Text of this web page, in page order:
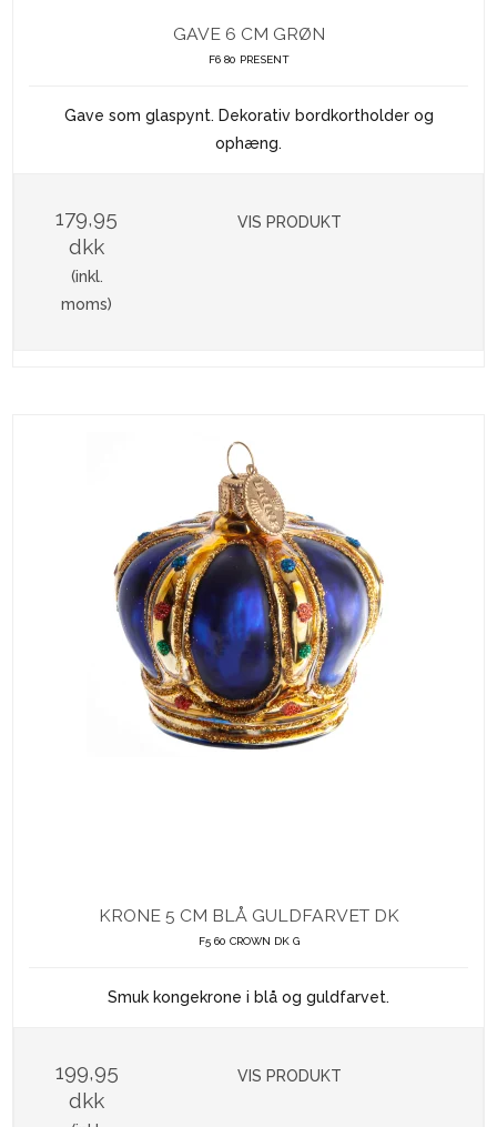
GAVE 6 CM GRØN
F6 80 PRESENT
Gave som glaspynt. Dekorativ bordkortholder og
ophæng.
179,95
dkk
(inkl.
moms)
VIS PRODUKT
KRONE 5 CM BLÅ GULDFARVET DK
F5 60 CROWN DK G
Smuk kongekrone i blå og guldfarvet.
199,95
dkk
VIS PRODUKT